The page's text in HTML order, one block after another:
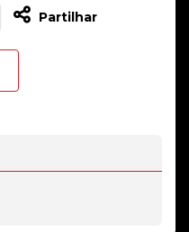
Partilhar